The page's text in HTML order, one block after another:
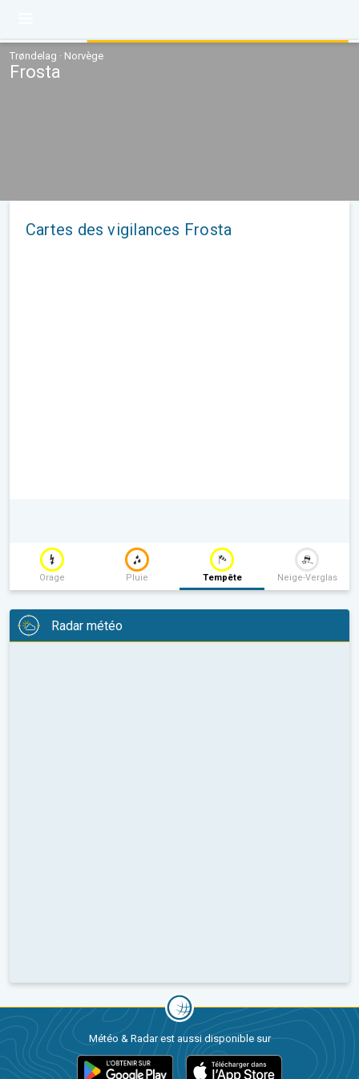
Trøndelag · Norvège
Frosta
Cartes des vigilances Frosta
Orage Pluie Tempête Neige-Verglas
Radar météo
Météo & Radar est aussi disponible sur